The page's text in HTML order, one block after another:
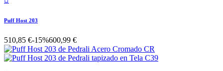
Puff Host 203
510,85 €-15%600,99 €